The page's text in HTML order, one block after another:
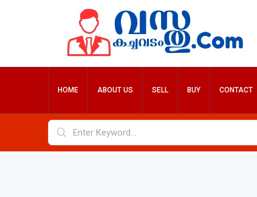
HOME ABOUT US SELL BUY CONTACT